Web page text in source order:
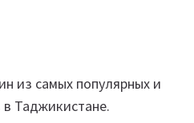
из самых популярных и
Таджикистане.